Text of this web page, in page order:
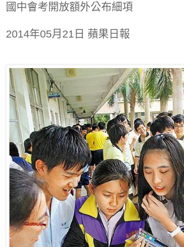
國中會考開放額外公布細項
2014年05月21日 蘋果日報